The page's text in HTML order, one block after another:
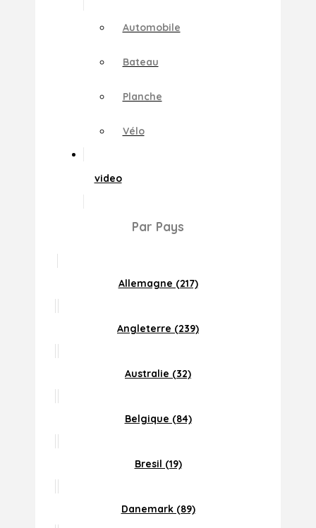
Automobile
Bateau
Planche
Vélo
video
Par Pays
Allemagne (217)
Angleterre (239)
Australie (32)
Belgique (84)
Bresil (19)
Danemark (89)